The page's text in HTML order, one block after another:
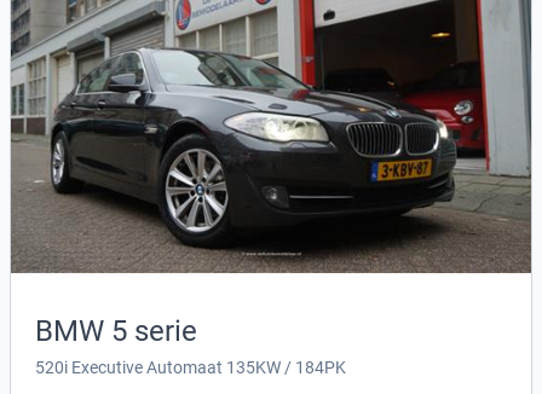
BMW 5 serie
520i Executive Automaat 135KW / 184PK